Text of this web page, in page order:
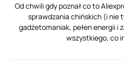
Od chwili gdy poznał co to
sprawdzania chińskich (i nie
gadżetomaniak, pełen energii i
wszystkiego, co